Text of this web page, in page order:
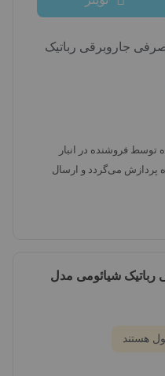
جاروبرقی رباتیک
فروشنده در انبار
پردازش می‌گردد و ارسال
رباتیک شیائومی مدل
هستند